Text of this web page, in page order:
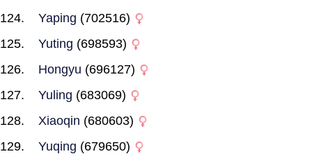
Yaping (702516)
Yuting (698593)
Hongyu (696127)
Yuling (683069)
Xiaoqin (680603)
Yuqing (679650)